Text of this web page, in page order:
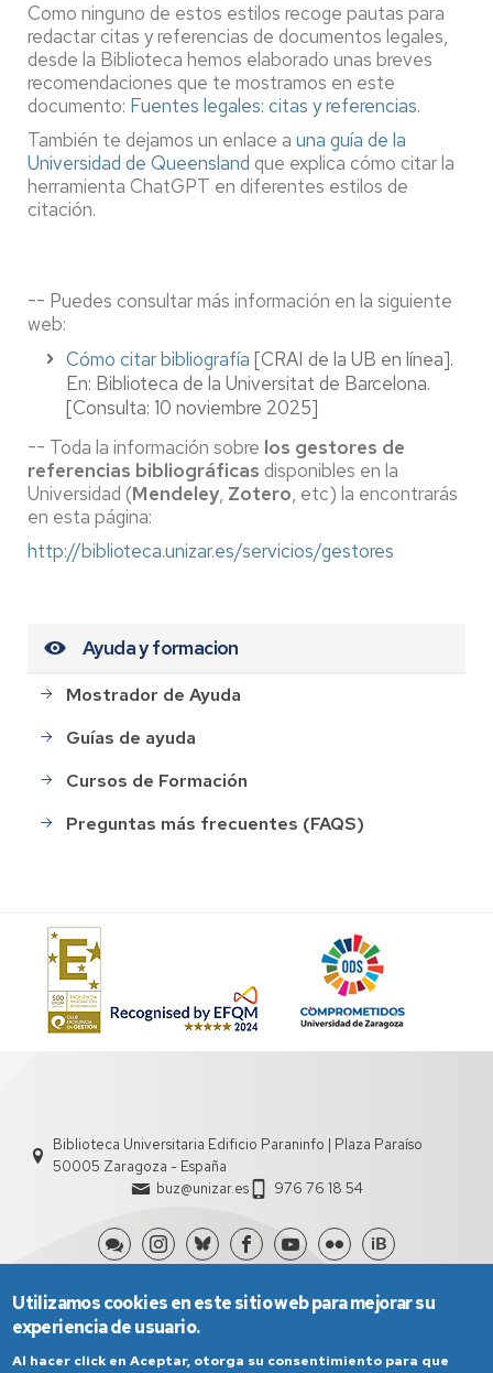
Como ninguno de estos estilos recoge pautas para
redactar citas y referencias de documentos legales,
desde la Biblioteca hemos elaborado unas breves
recomendaciones que te mostramos en este
documento: Fuentes legales: citas y referencias.
También te dejamos un enlace a una guía de la
Universidad de Queensland que explica cómo citar la
herramienta ChatGPT en diferentes estilos de
citación.
-- Puedes consultar más información en la siguiente
web:
Cómo citar bibliografía [CRAI de la UB en línea].
En: Biblioteca de la Universitat de Barcelona.
[Consulta: 10 noviembre 2025]
-- Toda la información sobre los gestores de
referencias bibliográficas disponibles en la
Universidad (Mendeley, Zotero, etc) la encontrarás
en esta página:
http://biblioteca.unizar.es/servicios/gestores
Ayuda y formacion
Mostrador de Ayuda
Guías de ayuda
Cursos de Formación
Preguntas más frecuentes (FAQS)
Biblioteca Universitaria Edificio Paraninfo | Plaza Paraíso
50005 Zaragoza - España
buz@unizar.es
976 76 18 54
Utilizamos cookies en este sitio web para mejorar su
experiencia de usuario.
Al hacer click en Aceptar, otorga su consentimiento para que